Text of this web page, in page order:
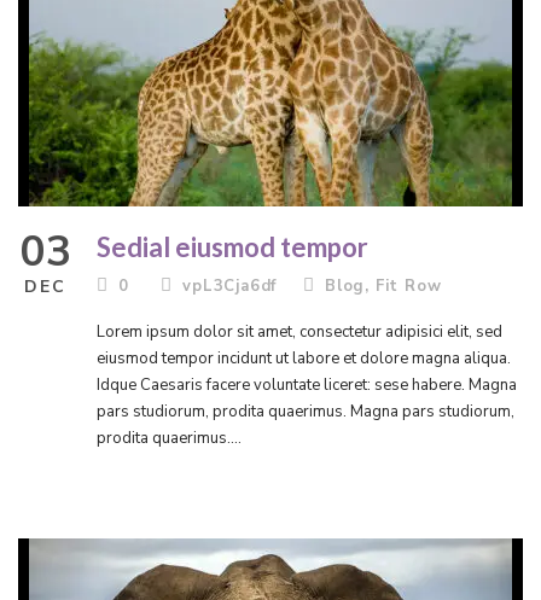
03
DEC
Sedial eiusmod tempor
0 vpL3Cja6df Blog, Fit Row
Lorem ipsum dolor sit amet, consectetur adipisici elit, sed
eiusmod tempor incidunt ut labore et dolore magna aliqua.
Idque Caesaris facere voluntate liceret: sese habere. Magna
pars studiorum, prodita quaerimus. Magna pars studiorum,
prodita quaerimus....